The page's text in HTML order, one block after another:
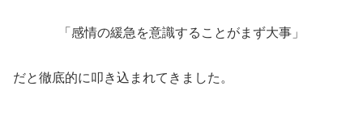
「感情の緩急を意識することがまず大事」
だと徹底的に叩き込まれてきました。